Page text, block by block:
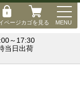
ページカゴを見る MENU
～17:30
当日出荷